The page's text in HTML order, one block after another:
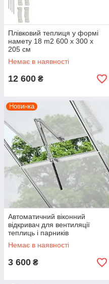
Плівковий теплиця у формі
намету 18 m2 600 x 300 x
205 см
Немає в наявності
12 600 ₴
Новинка
Автоматичний віконний
відкривач для вентиляції
теплиць і парників
Немає в наявності
3 600 ₴